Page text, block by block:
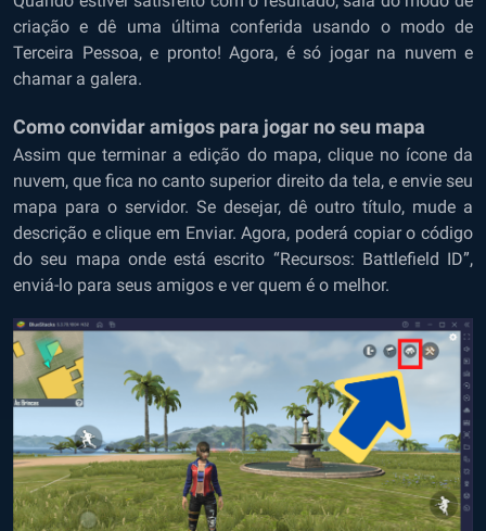
criação e dê uma última conferida usando o modo de
Terceira Pessoa, e pronto! Agora, é só jogar na nuvem e
chamar a galera.
Como convidar amigos para jogar no seu mapa
Assim que terminar a edição do mapa, clique no ícone da
nuvem, que fica no canto superior direito da tela, e envie seu
mapa para o servidor. Se desejar, dê outro título, mude a
descrição e clique em Enviar. Agora, poderá copiar o código
do seu mapa onde está escrito “Recursos: Battlefield ID”,
enviá-lo para seus amigos e ver quem é o melhor.